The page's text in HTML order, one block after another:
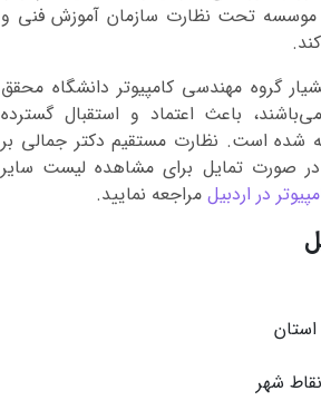
موسسه تحت نظارت سازمان آموزش فنی و
گروه مهندسی کامپیوتر دانشگاه محقق
باعث اعتماد و استقبال گسترده
شده است. نظارت مستقیم دکتر جمالی بر
صورت تمایل برای مشاهده لیست سایر
در اردبیل مراجعه نمایید.
شهر